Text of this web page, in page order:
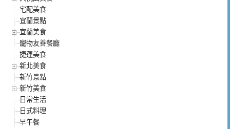
宅配美食
宜蘭景點
宜蘭美食
寵物友善餐廳
捷運美食
新北美食
新竹景點
新竹美食
日常生活
日式料理
早午餐